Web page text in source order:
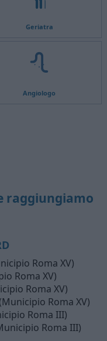
Geriatra
Angiologo
raggiungiamo
Roma XV)
Roma XV)
Roma XV)
Roma XV)
Roma III)
Roma III)